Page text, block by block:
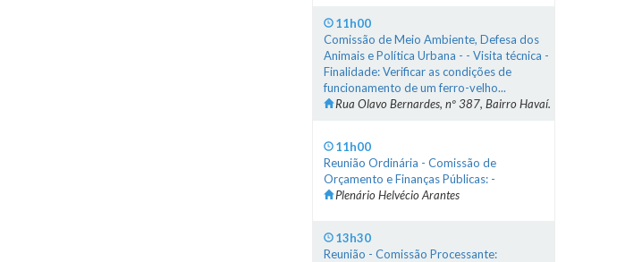
11h00
Comissão de Meio Ambiente, Defesa dos
Animais e Política Urbana - - Visita técnica -
Finalidade: Verificar as condições de
funcionamento de um ferro-velho...
Rua Olavo Bernardes, nº 387, Bairro Havaí.
11h00
Reunião Ordinária - Comissão de
Orçamento e Finanças Públicas: -
Plenário Helvécio Arantes
13h30
Reunião - Comissão Processante: